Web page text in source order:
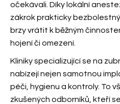
očekávali. Díky lokální
zákrok prakticky
brzy vrátit k běžným
hojení či omezení.
Kliniky specializující se na
nabízejí nejen samotnou
péči, hygienu a kontroly. To
zkušených odborníků, kteří